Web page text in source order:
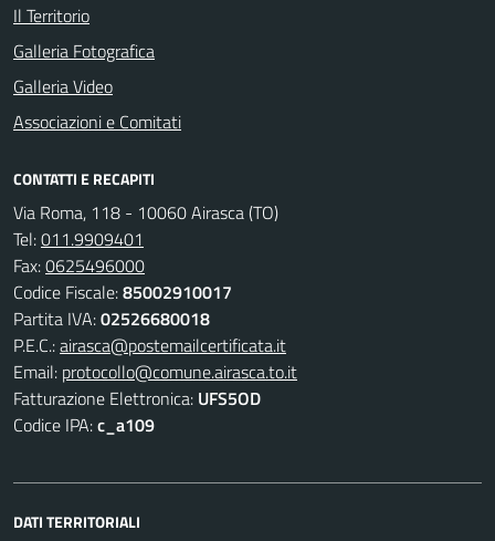
Il Territorio
Galleria Fotografica
Galleria Video
Associazioni e Comitati
CONTATTI E RECAPITI
Via Roma, 118 - 10060 Airasca (TO)
Tel:011.9909401
Fax:0625496000
Codice Fiscale:85002910017
Partita IVA:02526680018
P.E.C.:airasca@postemailcertificata.it
Email: protocollo@comune.airasca.to.it
Fatturazione Elettronica: UFS5OD
Codice IPA:c_a109
DATI TERRITORIALI